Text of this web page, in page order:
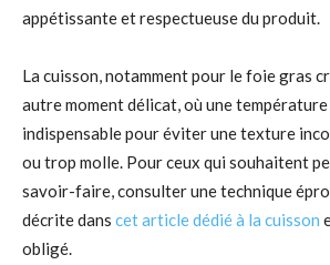
appétissante et respectueuse du produit.
La cuisson, notamment pour le foie gras
autre moment délicat, où une
indispensable pour éviter une texture
ou trop molle. Pour ceux qui souhaitent
savoir-faire, consulter une technique
décrite dans cet article dédié à la cuisson
obligé.